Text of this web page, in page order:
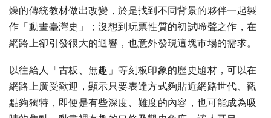
燥的傳統教材做出改變，於是找到不同背景的夥伴一起製
作「動畫臺灣史」；沒想到玩票性質的初試啼聲之作，在
網路上卻引發很大的迴響，也意外發現這塊市場的需求。
以往給人「古板、無趣」等刻板印象的歷史題材，可以在
網路上廣受歡迎，顯示只要表達方式夠貼近網路世代、觀
點夠獨特，即便是有些深度、難度的內容，也可能成為吸